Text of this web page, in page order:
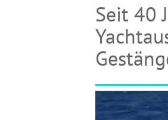
Seit 40